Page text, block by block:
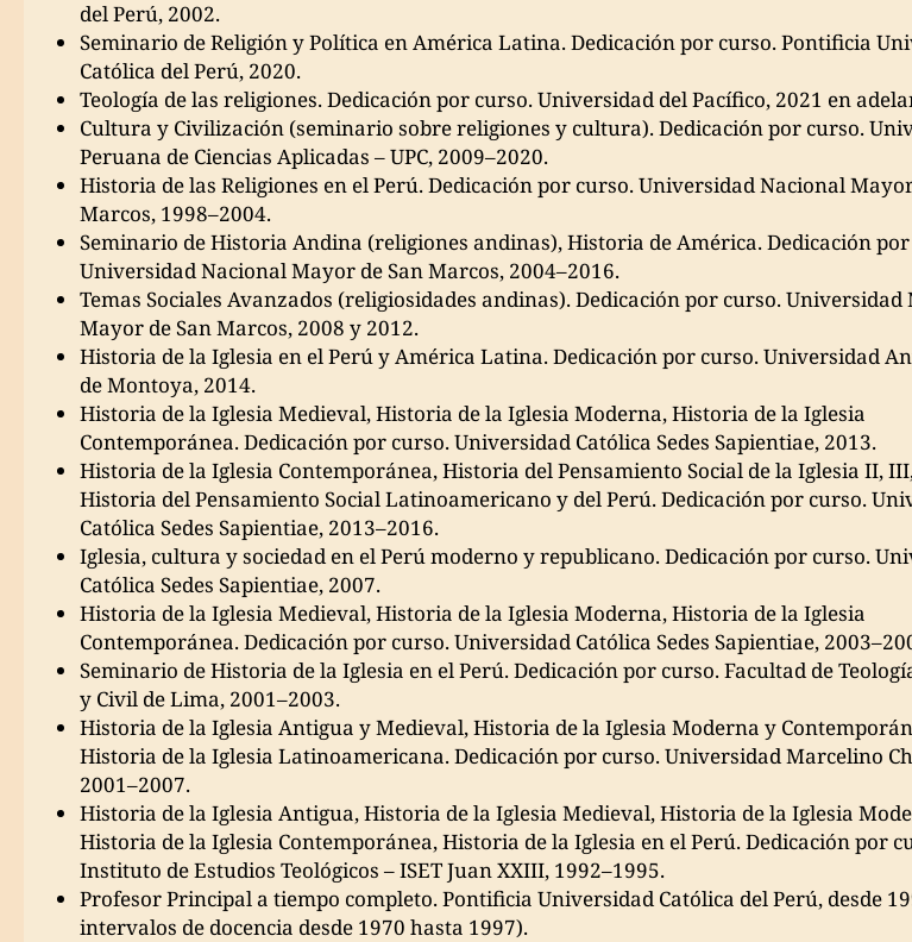
del Perú, 2002.
Seminario de Religión y Política en América Latina. Dedicación por curso. Pontificia
Católica del Perú, 2020.
Teología de las religiones. Dedicación por curso. Universidad del Pacífico, 2021 en
Cultura y Civilización (seminario sobre religiones y cultura). Dedicación por curso.
Peruana de Ciencias Aplicadas – UPC, 2009–2020.
Historia de las Religiones en el Perú. Dedicación por curso. Universidad Nacional
Marcos, 1998–2004.
Seminario de Historia Andina (religiones andinas), Historia de América. Dedicación
Universidad Nacional Mayor de San Marcos, 2004–2016.
Temas Sociales Avanzados (religiosidades andinas). Dedicación por curso. Universidad
Mayor de San Marcos, 2008 y 2012.
Historia de la Iglesia en el Perú y América Latina. Dedicación por curso. Universidad
de Montoya, 2014.
Historia de la Iglesia Medieval, Historia de la Iglesia Moderna, Historia de la Iglesia
Contemporánea. Dedicación por curso. Universidad Católica Sedes Sapientiae, 2013.
Historia de la Iglesia Contemporánea, Historia del Pensamiento Social de la Iglesia II,
Historia del Pensamiento Social Latinoamericano y del Perú. Dedicación por curso.
Católica Sedes Sapientiae, 2013–2016.
Iglesia, cultura y sociedad en el Perú moderno y republicano. Dedicación por curso.
Católica Sedes Sapientiae, 2007.
Historia de la Iglesia Medieval, Historia de la Iglesia Moderna, Historia de la Iglesia
Contemporánea. Dedicación por curso. Universidad Católica Sedes Sapientiae,
Seminario de Historia de la Iglesia en el Perú. Dedicación por curso. Facultad de
y Civil de Lima, 2001–2003.
Historia de la Iglesia Antigua y Medieval, Historia de la Iglesia Moderna y
Historia de la Iglesia Latinoamericana. Dedicación por curso. Universidad Marcelino
2001–2007.
Historia de la Iglesia Antigua, Historia de la Iglesia Medieval, Historia de la Iglesia
Historia de la Iglesia Contemporánea, Historia de la Iglesia en el Perú. Dedicación por
Instituto de Estudios Teológicos – ISET Juan XXIII, 1992–1995.
Profesor Principal a tiempo completo. Pontificia Universidad Católica del Perú, desde
intervalos de docencia desde 1970 hasta 1997).